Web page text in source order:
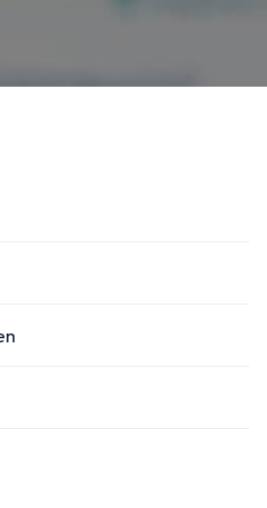
het Doctoranytime team, gebaseerd